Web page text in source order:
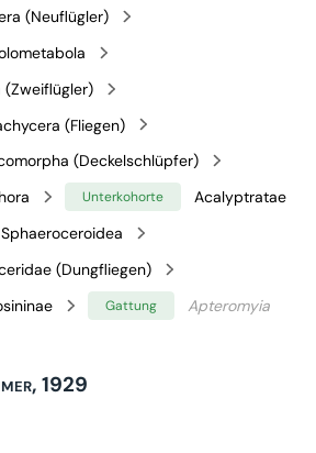
(Neuflügler)
(Zweiflügler)
(Fliegen)
(Deckelschlüpfer)
Unterkohorte Acalyptratae
Sphaeroceroidea
(Dungfliegen)
Gattung Apteromyia
1929